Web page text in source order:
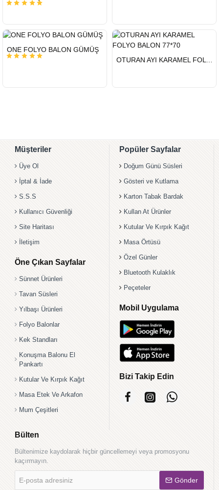
GÖNDERİ
ONE FOLYO BALON GÜMÜŞ
GÖNDERİ
Müşteriler
Üye Ol
İptal & İade
S.S.S
Kullanıcı Güvenliği
Site Haritası
İletişim
Öne Çıkan Sayfalar
Sünnet Ürünleri
Tavan Süsleri
Yılbaşı Ürünleri
Folyo Balonlar
Kek Standları
Konuşma Balonu El
Pankartı
Kutular Ve Kırpık Kağıt
Masa Etek Ve Arkafon
Mum Çeşitleri
Popüler Sayfalar
Doğum Günü Süsleri
Gösteri ve Kutlama
Karton Tabak Bardak
Kullan At Ürünler
Kutular Ve Kırpık Kağıt
Masa Örtüsü
Özel Günler
Bluetooth Kulaklık
Peçeteler
Mobil Uygulama
Bizi Takip Edin
Bülten
Bültenimize kaydolarak hiçbir güncellemeyi veya promosyonu
kaçırmayın.
posta
Gönder